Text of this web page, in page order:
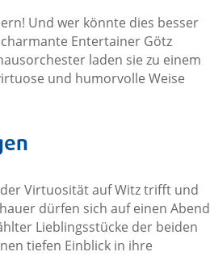
Und wer könnte dies besser
Entertainer Götz
laden sie zu einem
und humorvolle Weise
Virtuosität auf Witz trifft und
dürfen sich auf einen Abend
Lieblingsstücke der beiden
tiefen Einblick in ihre